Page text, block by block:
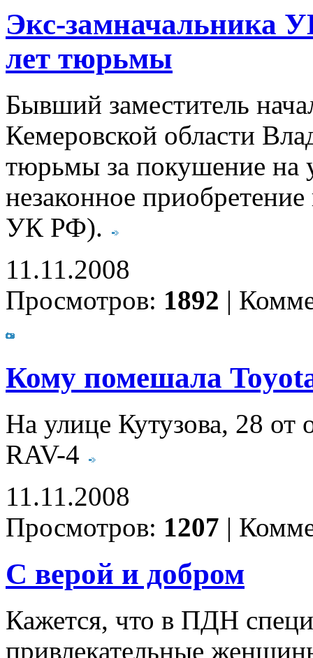
Экс-замначальника
лет тюрьмы
Бывший заместитель
Кемеровской области
тюрьмы за покушение на
незаконное
УК РФ).
11.11.2008
Просмотров: 1892 |
Кому помешала
На улице Кутузова, 28 от
RAV-4
11.11.2008
Просмотров: 1207 |
С верой и добром
Кажется, что в ПДН
привлекательные